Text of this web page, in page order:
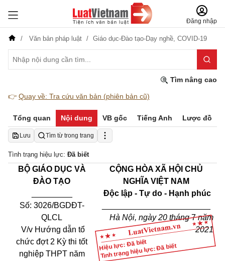
Đăng nhập
Văn bản pháp luật Giáo dục-Đào tạo-Dạy nghề, COVID-19
Tìm nâng cao
👉 Quay về: Tra cứu văn bản (phiên bản cũ)
Tổng quan Nội dung VB gốc Tiếng Anh Lược đồ
Lưu Tìm từ trong trang
Tình trạng hiệu lực: Đã biết
Hiệu lực: Đã biết
Tình trạng hiệu lực: Đã biết
BỘ GIÁO DỤC VÀ
ĐÀO TẠO
Số: 3026/BGDĐT-
QLCL
V/v Hướng dẫn tổ
chức đợt 2 Kỳ thi tốt
nghiệp THPT năm
CỘNG HÒA XÃ HỘI CHỦ
NGHĨA VIỆT NAM
Độc lập - Tự do - Hạnh phúc
Hà Nội, ngày 20 tháng7năm
2021